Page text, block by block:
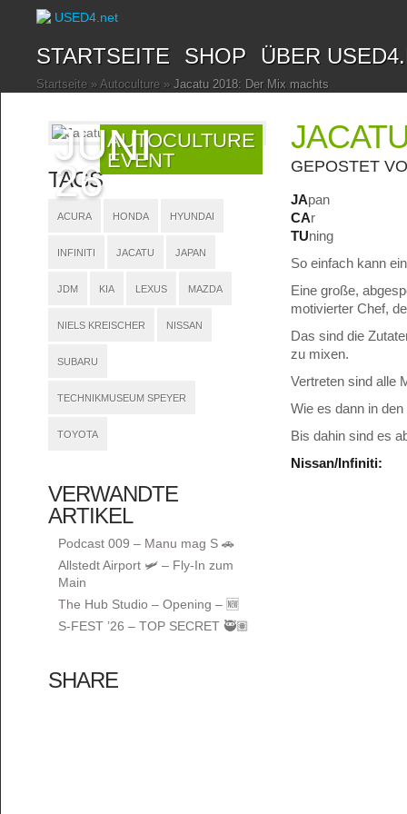
STARTSEITE SHOP ÜBER
Startseite » Autoculture » Jacatu 2018: Der Mix machts
AUTOCULTURE
EVENT
JUNI
26
TAGS
ACURA HONDA HYUNDAI
INFINITI JACATU JAPAN
JDM KIA LEXUS MAZDA
NIELS KREISCHER NISSAN
SUBARU
TECHNIKMUSEUM SPEYER
TOYOTA
VERWANDTE
ARTIKEL
Podcast 009 – Manu mag S 🚗
Allstedt Airport 🛩️ – Fly-In zum
Main
The Hub Studio – Opening – 🆕
S-FEST ’26 – TOP SECRET 🥷🏽
SHARE
GEPOSTET
JApan
CAr
TUning
So einfach kann
Eine große,
motivierter Chef,
Das sind die
zu mixen.
Vertreten sind alle
Wie es dann in
Bis dahin sind es
Nissan/Infiniti: